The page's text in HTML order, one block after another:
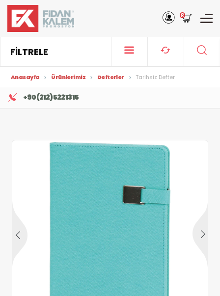
0
FİLTRELE
Anasayfa Ürünlerimiz Defterler Tarihsiz Defter
+90 (212) 522 13 15